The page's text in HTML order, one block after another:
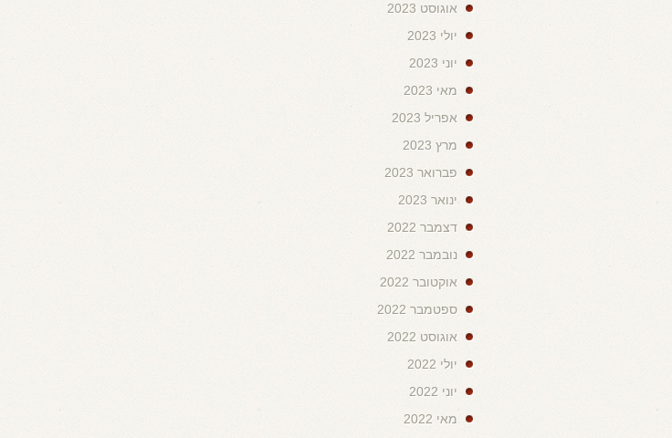
אוגוסט 2023
יולי 2023
יוני 2023
מאי 2023
אפריל 2023
מרץ 2023
פברואר 2023
ינואר 2023
דצמבר 2022
נובמבר 2022
אוקטובר 2022
ספטמבר 2022
אוגוסט 2022
יולי 2022
יוני 2022
מאי 2022